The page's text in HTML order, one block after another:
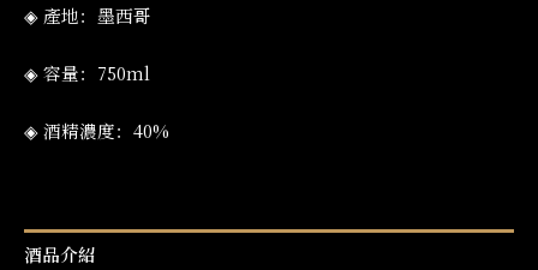
◈ 產地：墨西哥
◈ 容量：750ml
◈ 酒精濃度：40%
酒品介紹